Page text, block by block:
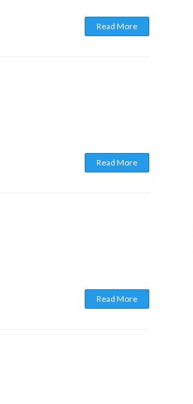
Read More
Read More
Read More